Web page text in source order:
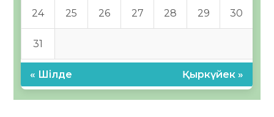
24 25 26 27 28 29 30
31
« Шілде Қыркүйек »